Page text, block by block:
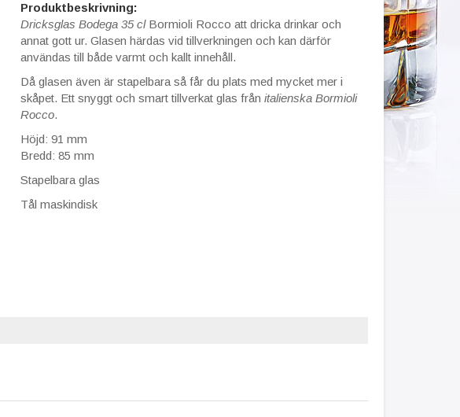
Produktbeskrivning:
Dricksglas Bodega 35 clBormioli Rocco att dricka drinkar och
annat gott ur. Glasen härdas vid tillverkningen och kan därför
användas till både varmt och kallt innehåll.
Då glasen även är stapelbara så får du plats med mycket mer i
skåpet. Ett snyggt och smart tillverkat glas från italienska Bormioli
Rocco.
Höjd: 91 mm
Bredd: 85 mm
Stapelbara glas
Tål maskindisk